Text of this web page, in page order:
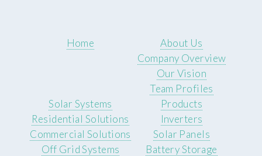
Home
About Us
Company Overview
Our Vision
Team Profiles
Solar Systems
Residential Solutions
Commercial Solutions
Off Grid Systems
Products
Inverters
Solar Panels
Battery Storage